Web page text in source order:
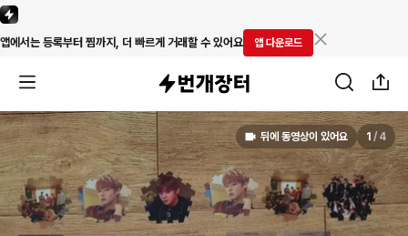
앱에서는 등록부터 찜까지, 더 빠르게 거래할 수 있어요 앱 다운로드
뒤에 동영상이 있어요 1 / 4